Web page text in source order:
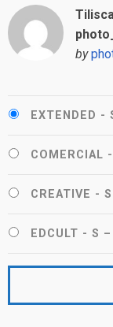
by
EXTENDED -
COMERCIAL
CREATIVE - S
EDCULT - S –